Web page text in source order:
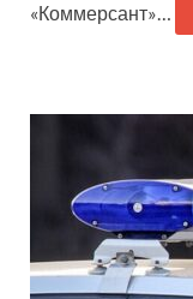
«Коммерсант»…